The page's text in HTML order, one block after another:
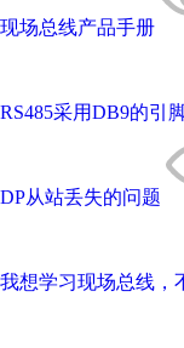
现场总线产品手册
RS485采用DB9的引
DP从站丢失的问题
我想学习现场总线，